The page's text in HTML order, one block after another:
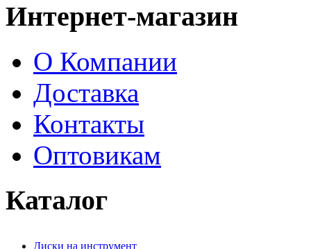
Интернет-магазин
О Компании
Доставка
Контакты
Оптовикам
Каталог
Диски на инструмент